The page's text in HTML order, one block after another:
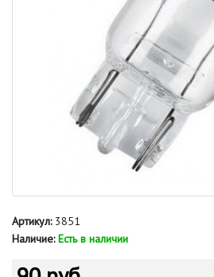
Артикул:3851
Наличие: Есть в наличии